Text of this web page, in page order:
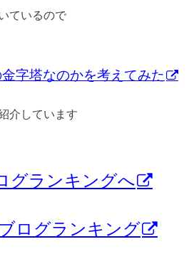
ているので
字塔なのかを考えてみた
介しています
グランキングへ
ログランキング